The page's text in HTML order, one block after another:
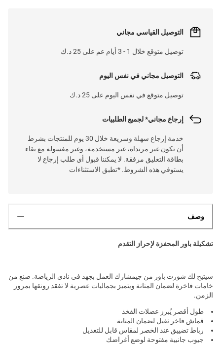
التوصيل القياسي مجاني
توصيل متوقع خلال 1 - 3 أيام عم على 25 د.ك
التوصيل مجاني في نفس اليوم
توصيل متوقع في نفس اليوم على 25 د.ك
إرجاع مجاني* لجميع الطلبيات
خدمة إرجاع سهلة وسريعة خلال 30 يوم للمنتجات بشرط
أن تكون غير مرتداة، غير مستخدمة، وغير مغسولة مع بقاء
بطاقة التعليق مرفقة. لا يمكننا قبول أي طلب إرجاع لا
يستوفي هذه الشروط. *تطبق الاستثناءات
وصف
تشكيلة باور المحفزة لإحراز التقدم
سيتيح لك شورت باور من جيمشارك العمل بجهد في نادي الرياضة. صنع من
خامات فاخرة لضمان المتانة ويتميز بجماليات عصرية لا تفقد رونقها بمرور
الزمن.
طول أقصر يُبرز عضلات الفخذ
قماش فاخر ثقيل لضمان المتانة
رباط تضييق عند الخصر لمقاس قابل للتعديل
جيوب جانبية مفتوحة لوضع أغراضك